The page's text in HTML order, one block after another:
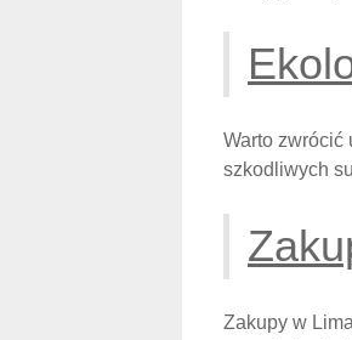
Warto zwrócić
szkodliwych
Zakupy w